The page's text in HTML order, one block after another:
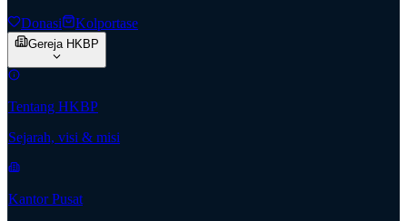
Donasi Kolportase
Gereja HKBP
Tentang HKBP
Sejarah, visi & misi
Kantor Pusat